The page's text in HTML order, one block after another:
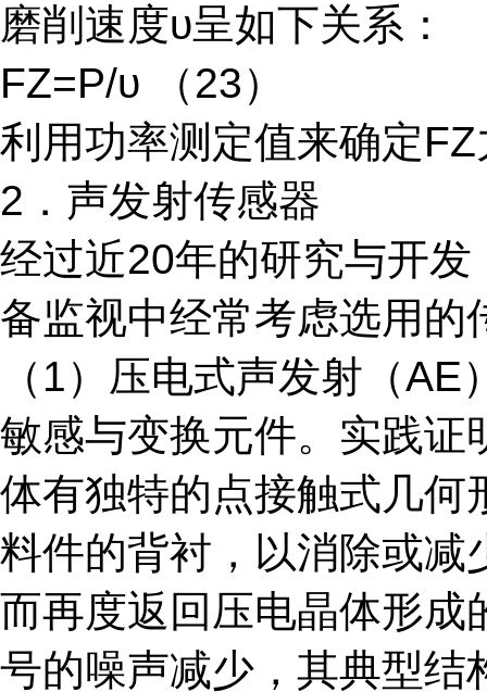
磨削速度υ呈如下关系：
FZ=P/υ （23）
利用功率测定值来确定FZ
2．声发射传感器
经过近20年的研究与开
备监视中经常考虑选用的
（1）压电式声发射（
敏感与变换元件。实践证
体有独特的点接触式几何
料件的背衬，以消除或减
而再度返回压电晶体形成
号的噪声减少，其典型